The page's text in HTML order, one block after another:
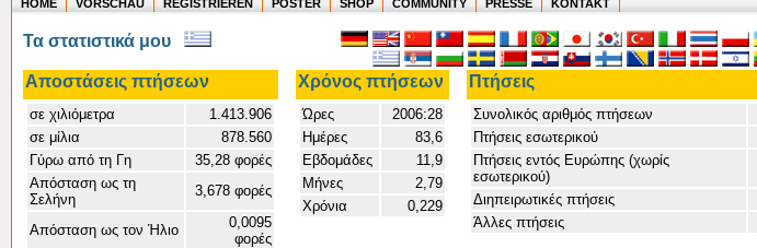
HOME
VORSCHAU REGISTRIEREN POSTER SHOP COMMUNITY PRESSE KONTAKT
Τα στατιστικά μου
Αποστάσεις πτήσεων Χρόνος πτήσεων Πτήσεις
σε χιλιόμετρα
1.413.906
σε μίλια
878.560
Γύρω από τη Γη
35,28 φορές
Απόσταση ως τη
Σελήνη
3,678 φορές
Απόσταση ως τον Ήλιο
0,0095
φορές
Ώρες
2006:28
Ημέρες
83,6
Εβδομάδες
11,9
Μήνες
2,79
Χρόνια
0,229
Συνολικός αριθμός πτήσεων
Πτήσεις εσωτερικού
Πτήσεις εντός Ευρώπης (χωρίς
εσωτερικού)
Διηπειρωτικές πτήσεις
Άλλες πτήσεις